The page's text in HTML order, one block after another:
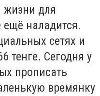
жизни для
ещё наладится.
сетях и
тенге. Сегодня у
прописать
времянку